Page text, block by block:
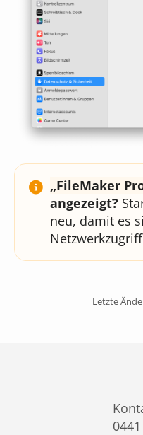
FileMaker
angezeigt?
neu, damit es
Letzte